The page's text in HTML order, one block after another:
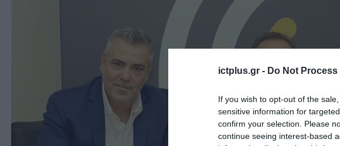
ictplus.gr - Do Not
If you wish to opt-out of the
sensitive information for
confirm your selection. Please
continue seeing interest-based